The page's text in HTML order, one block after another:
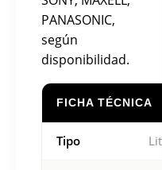
PANASONIC,
según
disponibilidad.
FICHA TÉCNICA
Tipo